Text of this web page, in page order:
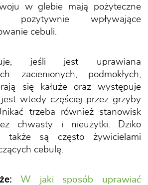
w glebie mają pożyteczne
pozytywnie wpływające
cebuli.
jeśli jest uprawiana
zacienionych, podmokłych,
się kałuże oraz występuje
jest wtedy częściej przez grzyby
trzeba również stanowisk
chwasty i nieużytki. Dziko
także są często żywicielami
cebulę.
W jaki sposób uprawiać